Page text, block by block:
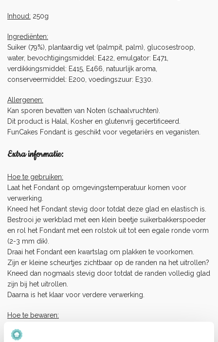
Inhoud: 250g
Ingrediënten:
Suiker (79%), plantaardig vet (palmpit, palm), glucosestroop,
water, bevochtigingsmiddel: E422, emulgator: E471,
verdikkingsmiddel: E415, E466, natuurlijk aroma,
conserveermiddel: E200, voedingszuur: E330.
Allergenen:
Kan sporen bevatten van Noten (schaalvruchten).
Dit product is Halal, Kosher en glutenvrij gecertificeerd.
FunCakes Fondant is geschikt voor vegetariërs en veganisten.
Extra informatie:
Hoe te gebruiken:
Laat het Fondant op omgevingstemperatuur komen voor
verwerking.
Kneed het Fondant stevig door totdat deze glad en elastisch is.
Bestrooi je werkblad met een klein beetje suikerbakkerspoeder
en rol het Fondant met een rolstok uit tot een egale ronde vorm
(2-3 mm dik).
Draai het Fondant een kwartslag om plakken te voorkomen.
Zijn er kleine scheurtjes zichtbaar op de randen na het uitrollen?
Kneed dan nogmaals stevig door totdat de randen volledig glad
zijn bij het uitrollen.
Daarna is het klaar voor verdere verwerking.
Hoe te bewaren:
Niet in de koelkast of vriezer bewaren.